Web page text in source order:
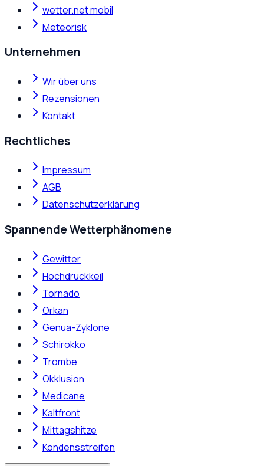
wetter.net mobil
Meteorisk
Unternehmen
Wir über uns
Rezensionen
Kontakt
Rechtliches
Impressum
AGB
Datenschutzerklärung
Spannende Wetterphänomene
Gewitter
Hochdruckkeil
Tornado
Orkan
Genua-Zyklone
Schirokko
Trombe
Okklusion
Medicane
Kaltfront
Mittagshitze
Kondensstreifen